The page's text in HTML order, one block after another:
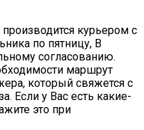
курьером с
по пятницу, В
согласованию.
маршрут
который свяжется с
Если у Вас есть какие-
это при